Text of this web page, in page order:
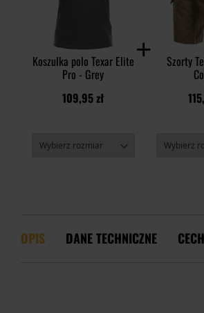
Koszulka polo Texar Elite
Pro - Grey
109,95 zł
Szorty
OPIS DANE TECHNICZNE